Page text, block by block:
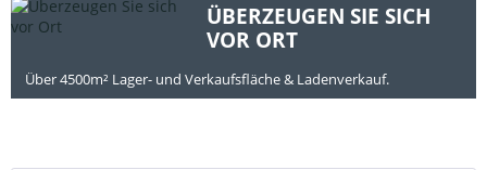
ÜBERZEUGEN SIE SICH
VOR ORT
Über 4500m² Lager- und Verkaufsfläche & Ladenverkauf.